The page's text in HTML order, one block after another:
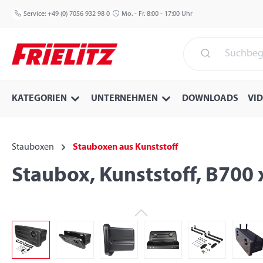
Hauptinhalt springen
Zur Suche springen
Zur Hauptnavigation springen
Service: +49 (0) 7056 932 98 0 Mo. - Fr. 8:00 - 17:00 Uhr
KATEGORIEN UNTERNEHMEN DOWNLOADS
Stauboxen Stauboxen aus Kunststoff
Staubox, Kunststoff, B700
Bildergalerie überspringen